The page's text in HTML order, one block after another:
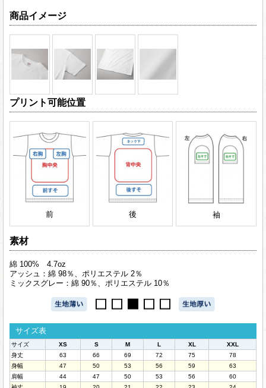
商品イメージ
プリント可能位置
前 後 袖
素材
綿 100% 4.7oz
アッシュ：綿 98％、ポリエステル 2％
ミックスグレー：綿 90％、ポリエステル 10％
サイズ表
サイズ XS S M L XL
XXL
身丈
63 66 69 72 75
78
身幅
47 50 53 56 59
63
肩幅
44 47 50 53 56
60